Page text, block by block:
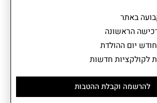
איתה את הכול מסודר, אלגנטי ותמיד מוכן לכל
סיטואציה.
סגירת רוכסן
• 3 כיסים פנימיים: 1 עם סגירת
מאפיינים
Polyamide, 44% Polyamide
הראשונה
לקולקציות חדשות
להרשמה וקבלת ההטבות